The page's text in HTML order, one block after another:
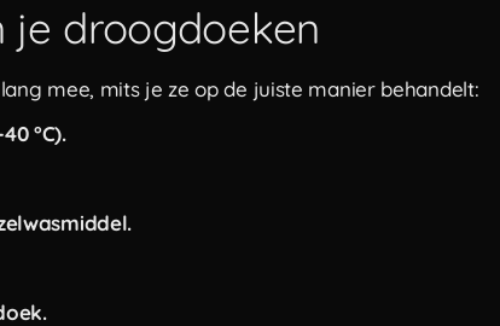
je droogdoeken
mee, mits je ze op de juiste manier behandelt:
°C).